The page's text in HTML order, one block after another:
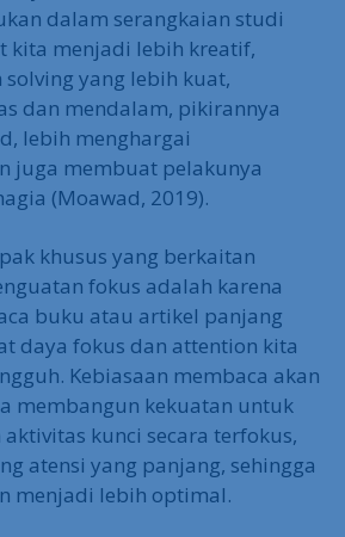
dalam serangkaian studi
kita menjadi lebih kreatif,
yang lebih kuat,
dan mendalam, pikirannya
lebih menghargai
juga membuat pelakunya
(Moawad, 2019).
khusus yang berkaitan
fokus adalah karena
buku atau artikel panjang
daya fokus dan attention kita
Kebiasaan membaca akan
membangun kekuatan untuk
kunci secara terfokus,
atensi yang panjang, sehingga
menjadi lebih optimal.